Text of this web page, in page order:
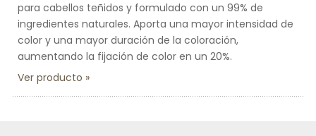
para cabellos teñidos y formulado con un 99% de
ingredientes naturales. Aporta una mayor intensidad de
color y una mayor duración de la coloración,
aumentando la fijación de color en un 20%.
Ver producto